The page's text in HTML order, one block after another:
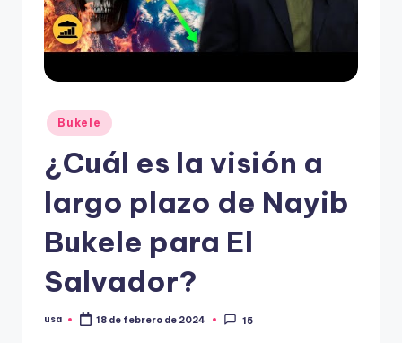
Publicado
en
Bukele
¿Cuál es la visión a
largo plazo de Nayib
Bukele para El
Salvador?
Publicado
usa 18 de febrero de 2024 15